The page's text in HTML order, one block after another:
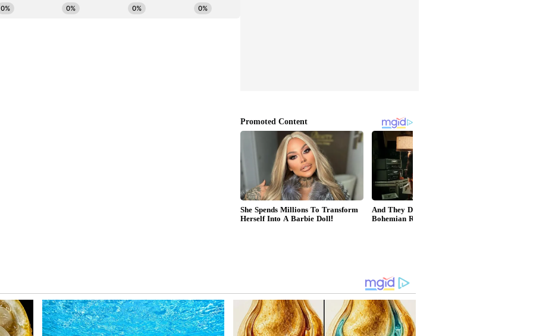
ఉంచుకోవాలి
హోలీ ఆడబోతున్నట్లయితే వాటికీ కలర్స్ మరకలు పడే